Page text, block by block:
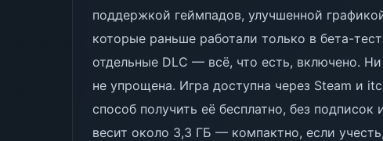
поддержкой геймпадов, улучшенной
которые раньше работали только в бета-
отдельные DLC — всё, что есть, включено.
не упрощена. Игра доступна через Steam и
способ получить её бесплатно, без
весит около 3,3 ГБ — компактно, если